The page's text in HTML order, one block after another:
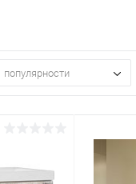
популярности